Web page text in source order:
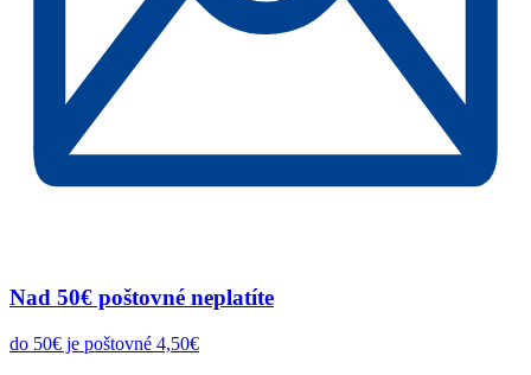
Nad 50€ poštovné neplatíte
do 50€ je poštovné 4,50€